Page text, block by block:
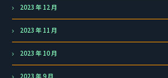
2023 年 12 月
2023 年 11 月
2023 年 10 月
2023 年 9 月